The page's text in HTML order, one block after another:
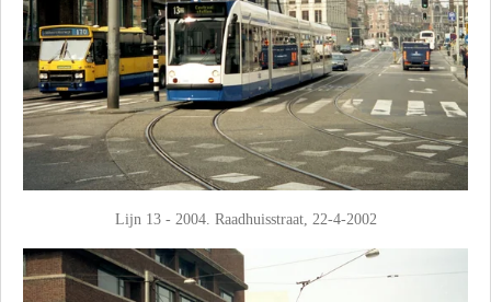
Lijn 13 - 2004. Raadhuisstraat, 22-4-2002